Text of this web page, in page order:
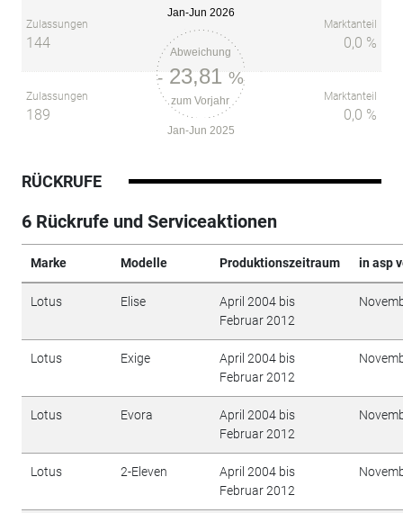
Zulassungen
144
Abweichung
-23,81%
zum Vorjahr
Jan-Jun 2026
Marktanteil
0,0 %
Zulassungen
189
Jan-Jun 2025
Marktanteil
0,0 %
RÜCKRUFE
6 Rückrufe und Serviceaktionen
Marke Modelle Produktionszeitraum in asp
Lotus Elise
April 2004 bis
Februar 2012
Lotus Exige
April 2004 bis
Februar 2012
Lotus Evora
April 2004 bis
Februar 2012
Lotus 2-Eleven
April 2004 bis
Februar 2012